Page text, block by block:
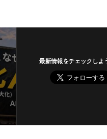
最新情報をチェックしよ